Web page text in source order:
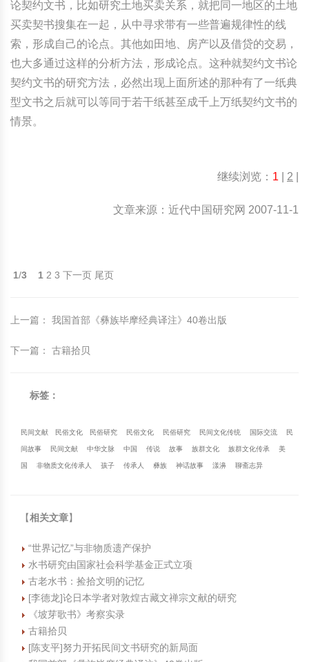
论契约文书，比如研究土地买卖关系，就把同一地区的土地
买卖契书搜集在一起，从中寻求带有一些普遍规律性的线
索，形成自己的论点。其他如田地、房产以及借贷的交易，
也大多通过这样的分析方法，形成论点。这种就契约文书论
契约文书的研究方法，必然出现上面所述的那种有了一纸典
型文书之后就可以等同于若干纸甚至成千上万纸契约文书的
情景。
继续浏览： 1 2
文章来源：近代中国研究网 2007-11-1
1/3 1 2 3 下一页 尾页
上一篇 ： 我国首部《彝族毕摩经典译注》40卷出版
下一篇 ： 古籍拾贝
标签：
民间文献 民俗文化 民俗研究 民俗文化 民俗研究 民间文化传统 国际交流 民
间故事 民间文献 中华文脉 中国 传说 故事 族群文化 族群文化传承 美
国 非物质文化传承人 孩子 传承人 彝族 神话故事 漾濞 聊斋志异
【相关文章】
“世界记忆”与非物质遗产保护
水书研究由国家社会科学基金正式立项
古老水书：捡拾文明的记忆
[李德龙]论日本学者对敦煌古藏文禅宗文献的研究
《坡芽歌书》考察实录
古籍拾贝
[陈支平]努力开拓民间文书研究的新局面